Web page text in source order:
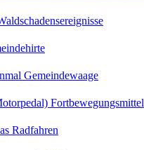
Gemeindewaage
Fortbewegungsmittel
Radfahren